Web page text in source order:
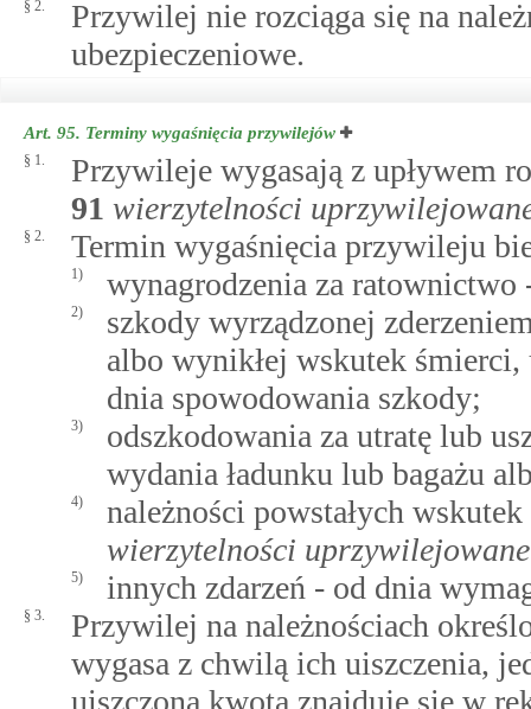
§ 2.
Przywilej nie rozciąga się na
ubezpieczeniowe.
Art. 95. Terminy wygaśnięcia przywilejów
§ 1.
Przywileje wygasają z upływem
91 wierzytelności
§ 2. Termin wygaśnięcia przywileju
1) wynagrodzenia za
2)
szkody wyrządzonej
albo wynikłej wskutek
dnia spowodowania szkody;
3)
odszkodowania za utratę lub
wydania ładunku lub bagażu
4)
należności powstałych
wierzytelności uprzywilejowane
5) innych zdarzeń - od dnia
§ 3.
Przywilej na należnościach
wygasa z chwilą ich uiszczenia,
uiszczona kwota znajduje się w